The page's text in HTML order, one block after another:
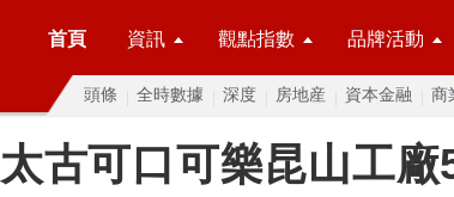
首頁 資訊 觀點指數 品牌活動
頭條 全時數據 深度 房地産 資本金融 商
太古可口可樂昆山工